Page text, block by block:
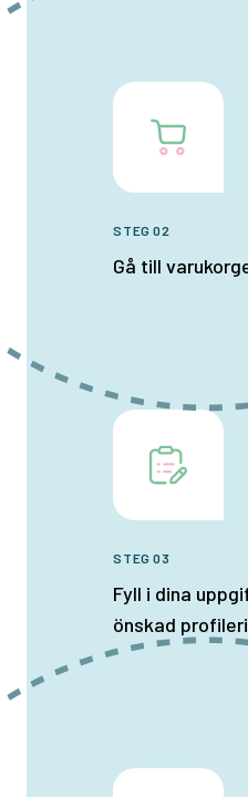
STEG 02
Gå till
STEG 03
Fyll i dina
önskad